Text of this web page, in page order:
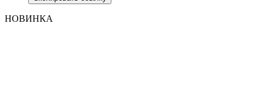
НОВИНКА